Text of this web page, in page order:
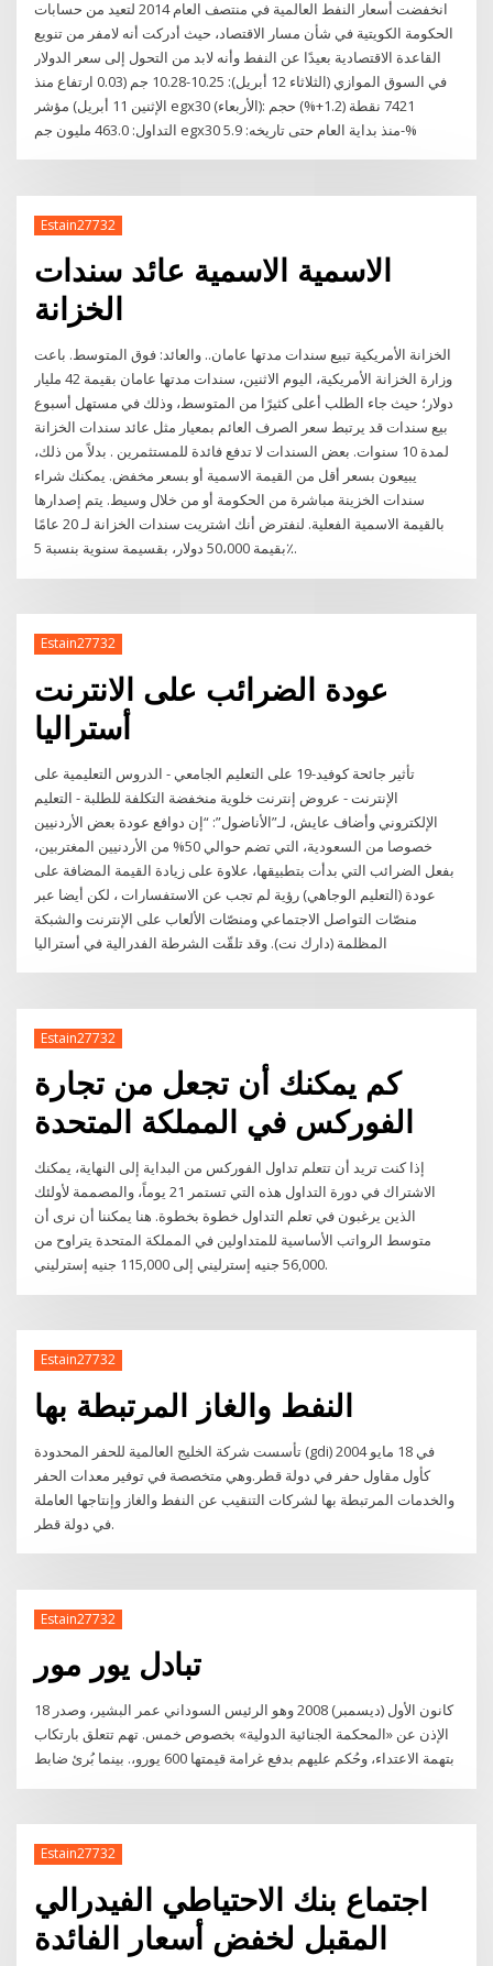
انخفضت أسعار النفط العالمية في منتصف العام 2014 لتعيد من حسابات
الحكومة الكويتية في شأن مسار الاقتصاد، حيث أدركت أنه لامفر من تنويع
القاعدة الاقتصادية بعيدًا عن النفط وأنه لابد من التحول إلى سعر الدولار
في السوق الموازي (الثلاثاء 12 أبريل): 10.25-10.28 جم (0.03 ارتفاع منذ
الإثنين 11 أبريل) مؤشر egx30 (الأربعاء): 7421 نقطة (1.2+%) حجم
التداول: 463.0 مليون جم egx30 منذ بداية العام حتى تاريخه: 5.9-%
Estain27732
الاسمية الاسمية عائد سندات
الخزانة
الخزانة الأمريكية تبيع سندات مدتها عامان.. والعائد: فوق المتوسط. باعت
وزارة الخزانة الأمريكية، اليوم الاثنين، سندات مدتها عامان بقيمة 42 مليار
دولار؛ حيث جاء الطلب أعلى كثيرًا من المتوسط، وذلك في مستهل أسبوع
بيع سندات قد يرتبط سعر الصرف العائم بمعيار مثل عائد سندات الخزانة
لمدة 10 سنوات. بعض السندات لا تدفع فائدة للمستثمرين . بدلاً من ذلك،
يبيعون بسعر أقل من القيمة الاسمية أو بسعر مخفض. يمكنك شراء
سندات الخزينة مباشرة من الحكومة أو من خلال وسيط. يتم إصدارها
بالقيمة الاسمية الفعلية. لنفترض أنك اشتريت سندات الخزانة لـ 20 عامًا
بقيمة 50،000 دولار، بقسيمة سنوية بنسبة 5٪.
Estain27732
عودة الضرائب على الانترنت
أستراليا
تأثير جائحة كوفيد-19 على التعليم الجامعي - الدروس التعليمية على
الإنترنت - عروض إنترنت خلوية منخفضة التكلفة للطلبة - التعليم
الإلكتروني وأضاف عايش، لـ”الأناضول”: “إن دوافع عودة بعض الأردنيين
خصوصا من السعودية، التي تضم حوالي 50% من الأردنيين المغتربين،
بفعل الضرائب التي بدأت بتطبيقها، علاوة على زيادة القيمة المضافة على
عودة (التعليم الوجاهي) رؤية لم تجب عن الاستفسارات ، لكن أيضا عبر
منصّات التواصل الاجتماعي ومنصّات الألعاب على الإنترنت والشبكة
المظلمة (دارك نت). وقد تلقّت الشرطة الفدرالية في أستراليا
Estain27732
كم يمكنك أن تجعل من تجارة
الفوركس في المملكة المتحدة
إذا كنت تريد أن تتعلم تداول الفوركس من البداية إلى النهاية، يمكنك
الاشتراك في دورة التداول هذه التي تستمر 21 يوماً، والمصممة لأولئك
الذين يرغبون في تعلم التداول خطوة بخطوة. هنا يمكننا أن نرى أن
متوسط الرواتب الأساسية للمتداولين في المملكة المتحدة يتراوح من
56,000 جنيه إسترليني إلى 115,000 جنيه إسترليني.
Estain27732
النفط والغاز المرتبطة بها
تأسست شركة الخليج العالمية للحفر المحدودة (gdi) في 18 مايو 2004
كأول مقاول حفر في دولة قطر.وهي متخصصة في توفير معدات الحفر
والخدمات المرتبطة بها لشركات التنقيب عن النفط والغاز وإنتاجها العاملة
في دولة قطر.
Estain27732
تبادل يور مور
18 كانون الأول (ديسمبر) 2008 وﻫﻮ اﻟﺮﺋﻴﺲ اﻟﺴﻮداﻧﻲ ﻋﻤﺮ اﻟﺒﺸﻴﺮ، وﺻﺪر
اﻹذن ﻋﻦ «اﻟﻤﺤﻜﻤﺔ اﻟﺠﻨﺎﺋﻴﺔ اﻟﺪوﻟﻴﺔ» ﺑﺨﺼﻮص ﺧﻤﺲ. ﺗﻬﻢ ﺗﺘﻌﻠﻖ ﺑﺎرﺗﻜﺎب
Estain27732
اجتماع بنك الاحتياطي الفيدرالي
المقبل لخفض أسعار الفائدة